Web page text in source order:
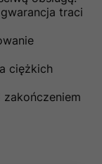
traci
ciężkich